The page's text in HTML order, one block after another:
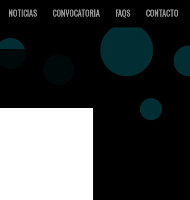
NOTICIAS CONVOCATORIA FAQS CONTACTO